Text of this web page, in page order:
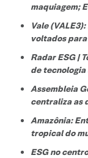
maquiagem;
Vale
voltados
Radar ESG |
de tecnologia
Assembleia
centraliza as
Amazônia:
tropical do
ESG no